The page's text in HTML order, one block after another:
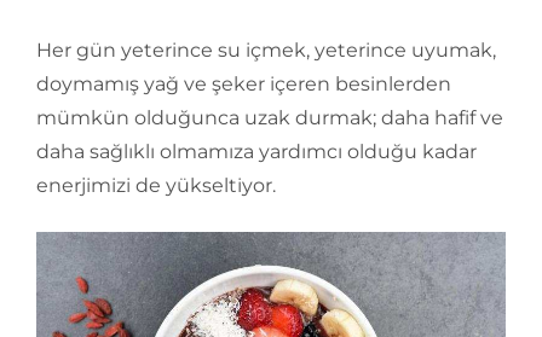
Her gün yeterince su içmek, yeterince uyumak,
doymamış yağ ve şeker içeren besinlerden
mümkün olduğunca uzak durmak; daha hafif ve
daha sağlıklı olmamıza yardımcı olduğu kadar
enerjimizi de yükseltiyor.